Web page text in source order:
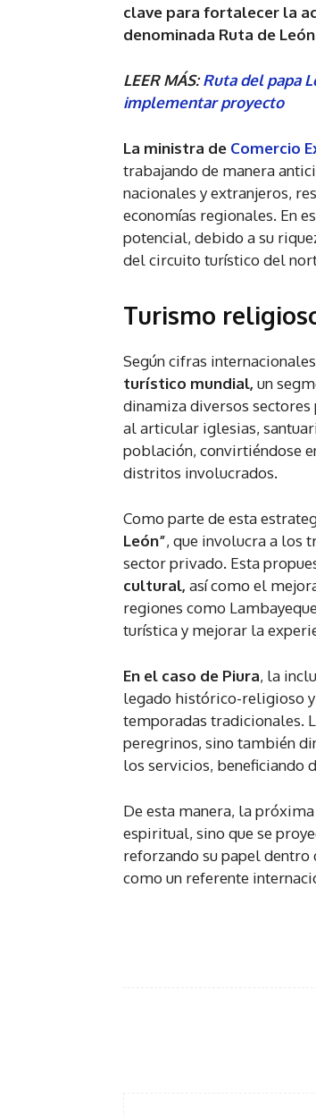
clave para fortalecer la
denominada Ruta de
LEER MÁS:Ruta del papa
implementar proyecto
La ministra de Comercio
trabajando de manera
nacionales y extranjeros,
economías regionales. En
potencial, debido a su
del circuito turístico del
Turismo
Según cifras
turístico mundial, un
dinamiza diversos
al articular iglesias,
población, convirtiéndose
distritos involucrados.
Como parte de esta
León”, que involucra a los
sector privado. Esta
cultural, así como el
regiones como
turística y mejorar la
En el caso de Piura, la
legado histórico-religioso
temporadas tradicionales.
peregrinos, sino también
los servicios, beneficiando
De esta manera, la
espiritual, sino que se
reforzando su papel
como un referente